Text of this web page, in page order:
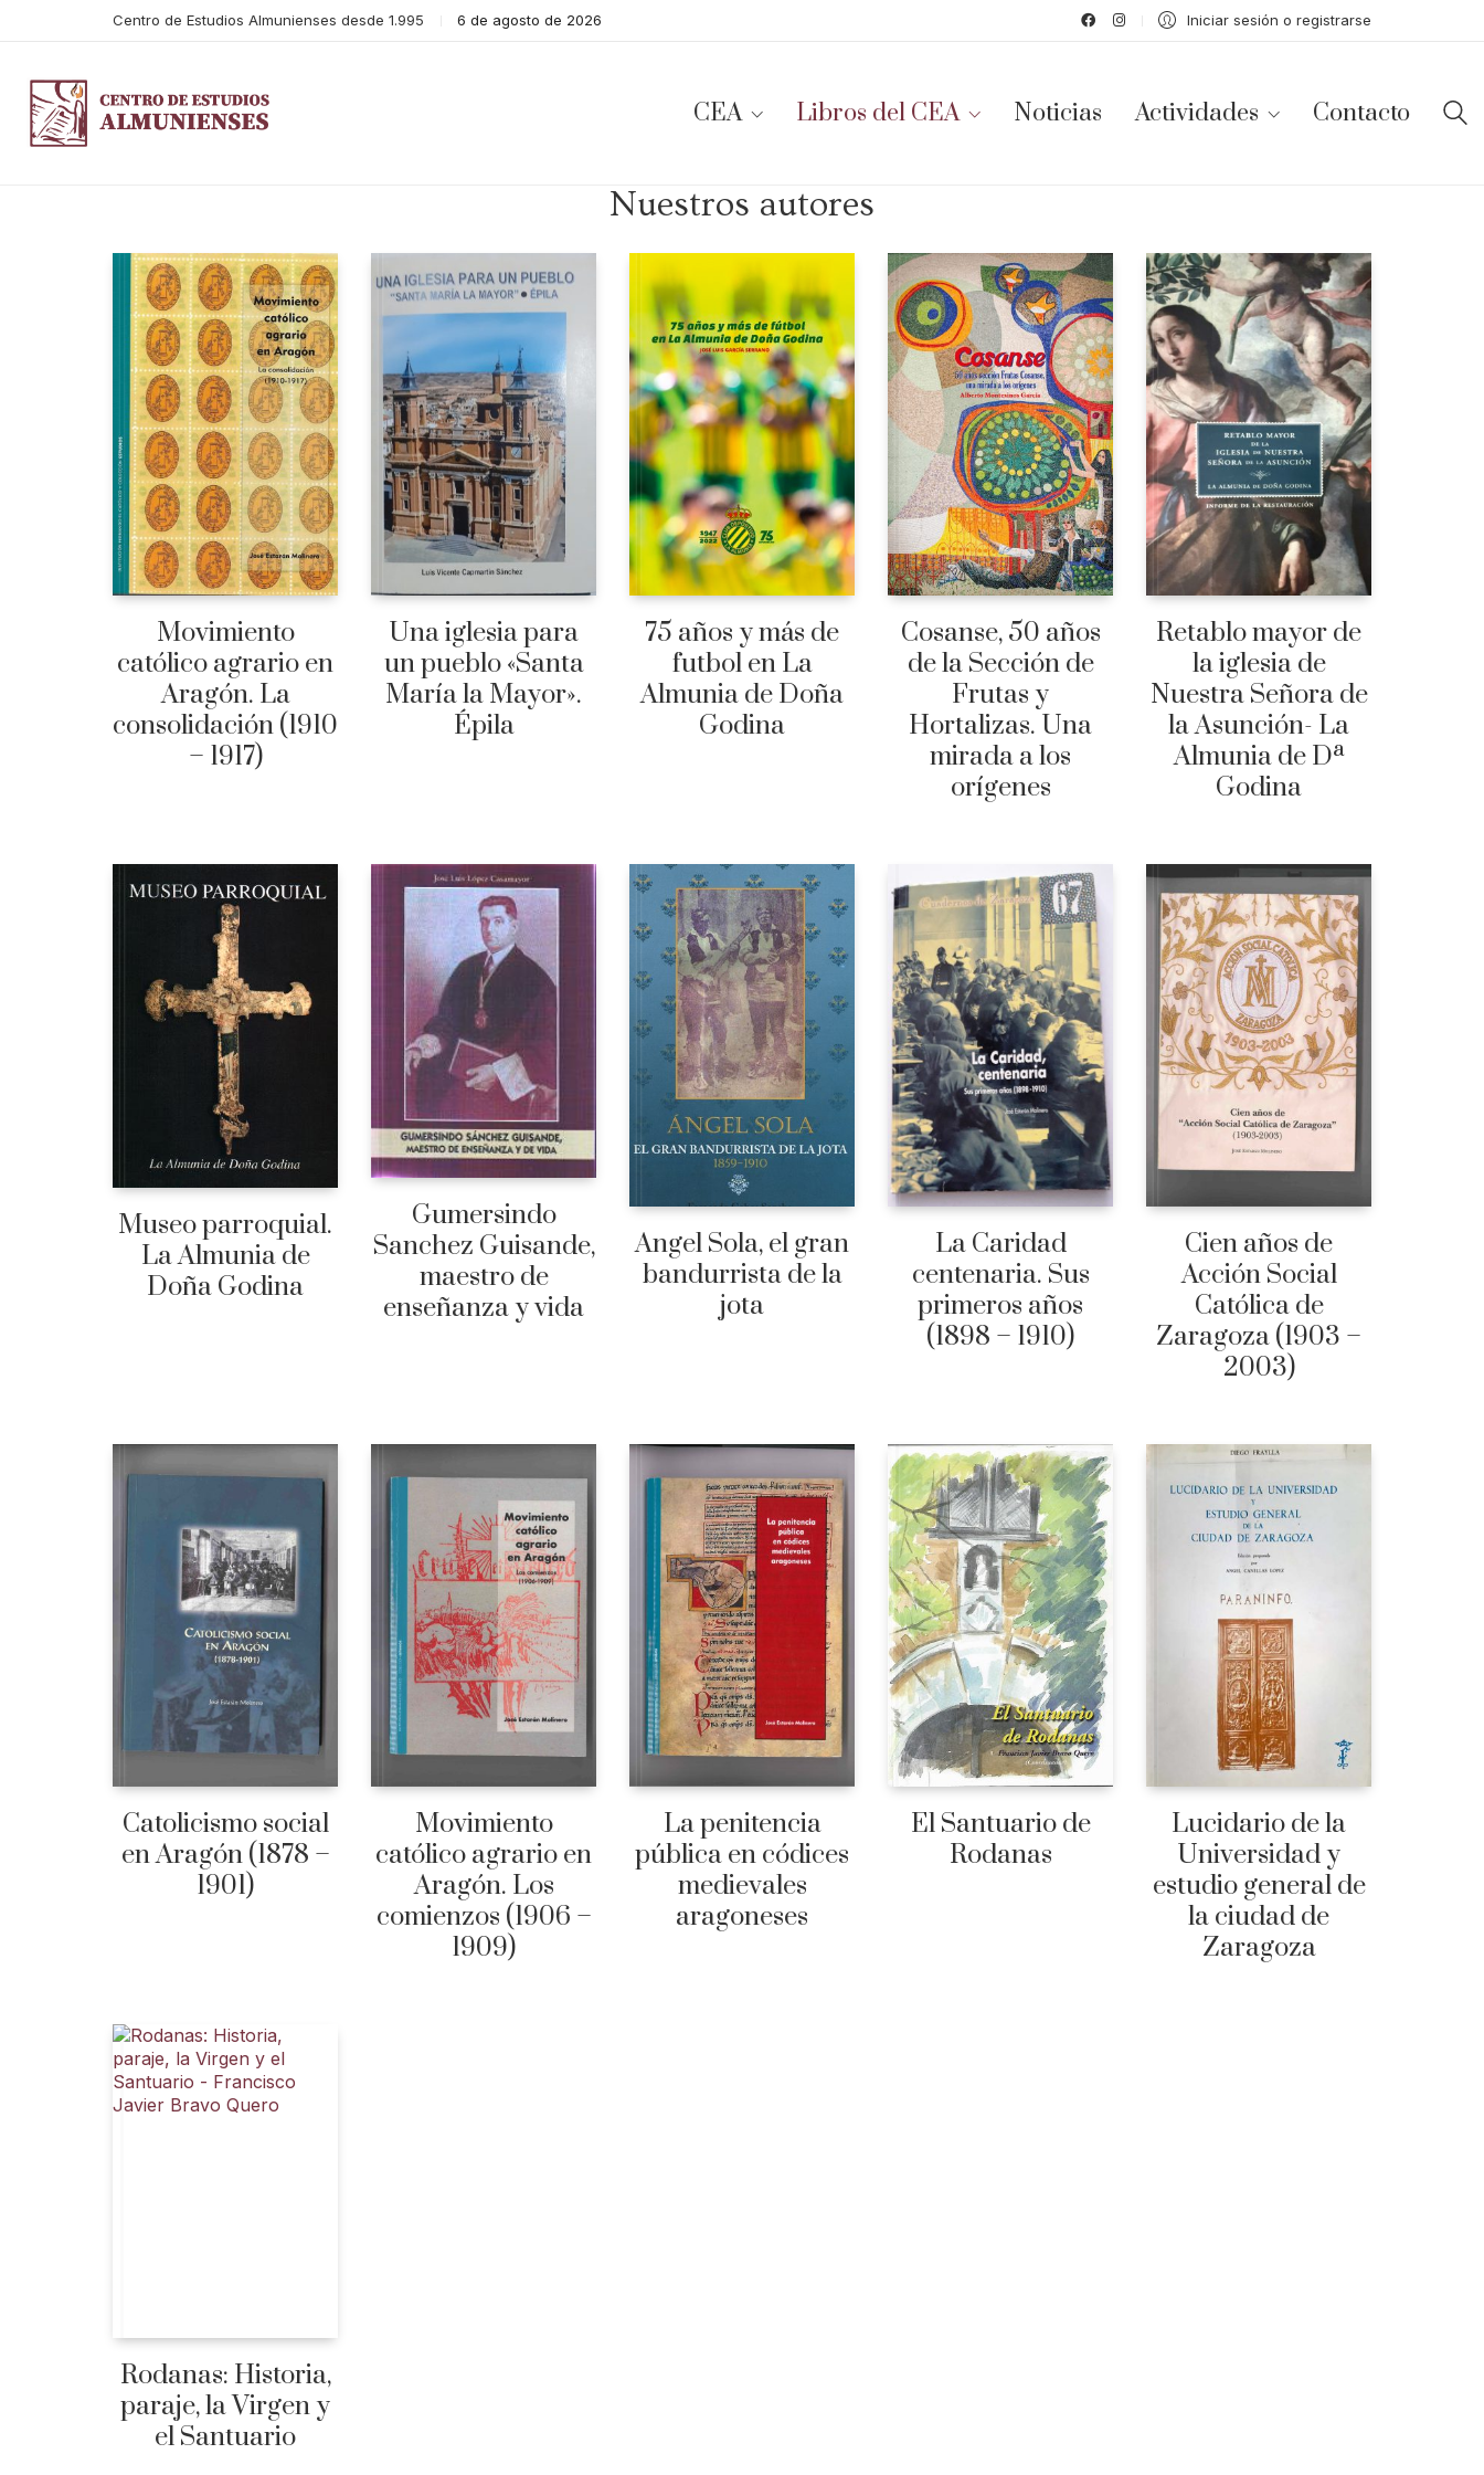
Centro de Estudios Almunienses desde 1.995 6 de agosto de 2026 Iniciar sesión o registrarse
CEA Libros del CEA Noticias Actividades Contacto
Nuestros autores
Movimiento
católico agrario en
Aragón. La
consolidación (1910
– 1917)
Una iglesia para
un pueblo «Santa
María la Mayor».
Épila
75 años y más de
futbol en La
Almunia de Doña
Godina
Cosanse, 50 años
de la Sección de
Frutas y
Hortalizas. Una
mirada a los
orígenes
Retablo mayor de
la iglesia de
Nuestra Señora de
la Asunción- La
Almunia de Dª
Godina
Museo parroquial.
La Almunia de
Doña Godina
Gumersindo
Sanchez Guisande,
maestro de
enseñanza y vida
Angel Sola, el gran
bandurrista de la
jota
La Caridad
centenaria. Sus
primeros años
(1898 – 1910)
Cien años de
Acción Social
Católica de
Zaragoza (1903 –
2003)
Catolicismo social
en Aragón (1878 –
1901)
Movimiento
católico agrario en
Aragón. Los
comienzos (1906 –
1909)
La penitencia
pública en códices
medievales
aragoneses
El Santuario de
Rodanas
Lucidario de la
Universidad y
estudio general de
la ciudad de
Zaragoza
Rodanas: Historia,
paraje, la Virgen y
el Santuario